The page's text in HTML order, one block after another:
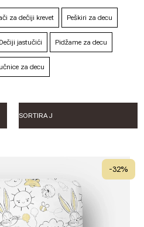
za dečiji krevet Peškiri za decu
Dečiji jastučići Pidžame za decu
za decu
-32%